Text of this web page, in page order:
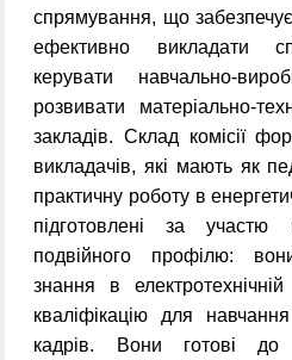
спрямування, що
ефективно викладати
керувати навчально-
розвивати матеріально-
закладів. Склад комісії
викладачів, які мають як
практичну роботу в
підготовлені за участю
подвійного профілю:
знання в
кваліфікацію для
кадрів. Вони готові